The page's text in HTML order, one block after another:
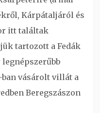
Kárpátaljáról és
itt találtak
tartozott a Fedák
legnépszerűbb
vásárolt villát a
Beregszászon